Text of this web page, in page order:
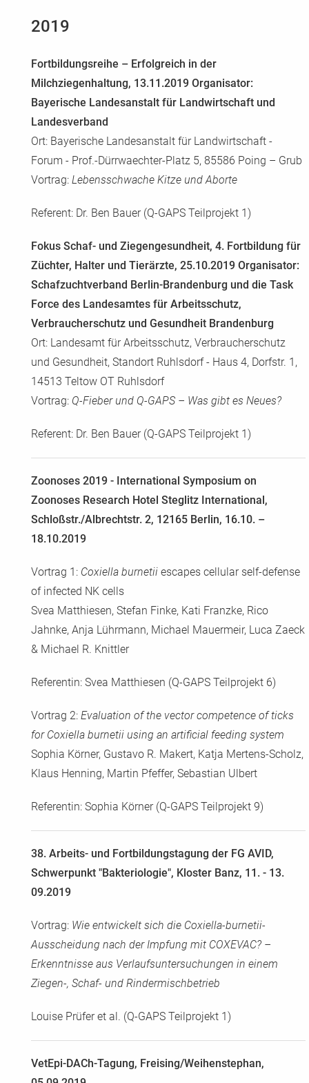
2019
Fortbildungsreihe – Erfolgreich in der
Milchziegenhaltung, 13.11.2019 Organisator:
Bayerische Landesanstalt für Landwirtschaft und
Landesverband
Ort: Bayerische Landesanstalt für Landwirtschaft -
Forum - Prof.-Dürrwaechter-Platz 5, 85586 Poing – Grub
Vortrag: Lebensschwache Kitze und Aborte
Referent: Dr. Ben Bauer (Q-GAPS Teilprojekt 1)
Fokus Schaf- und Ziegengesundheit, 4. Fortbildung für
Züchter, Halter und Tierärzte, 25.10.2019 Organisator:
Schafzuchtverband Berlin-Brandenburg und die Task
Force des Landesamtes für Arbeitsschutz,
Verbraucherschutz und Gesundheit Brandenburg
Ort: Landesamt für Arbeitsschutz, Verbraucherschutz
und Gesundheit, Standort Ruhlsdorf - Haus 4, Dorfstr. 1,
14513 Teltow OT Ruhlsdorf
Vortrag: Q-Fieber und Q-GAPS – Was gibt es Neues?
Referent: Dr. Ben Bauer (Q-GAPS Teilprojekt 1)
Zoonoses 2019 - International Symposium on
Zoonoses Research Hotel Steglitz International,
Schloßstr./Albrechtstr. 2, 12165 Berlin, 16.10. –
18.10.2019
Vortrag 1: Coxiella burnetii escapes cellular self-defense
of infected NK cells
Svea Matthiesen, Stefan Finke, Kati Franzke, Rico
Jahnke, Anja Lührmann, Michael Mauermeir, Luca Zaeck
& Michael R. Knittler
Referentin: Svea Matthiesen (Q-GAPS Teilprojekt 6)
Vortrag 2: Evaluation of the vector competence of ticks
for Coxiella burnetii using an artificial feeding system
Sophia Körner, Gustavo R. Makert, Katja Mertens-Scholz,
Klaus Henning, Martin Pfeffer, Sebastian Ulbert
Referentin: Sophia Körner (Q-GAPS Teilprojekt 9)
38. Arbeits- und Fortbildungstagung der FG AVID,
Schwerpunkt "Bakteriologie", Kloster Banz, 11. - 13.
09.2019
Vortrag: Wie entwickelt sich die Coxiella-burnetii-
Ausscheidung nach der Impfung mit COXEVAC? –
Erkenntnisse aus Verlaufsuntersuchungen in einem
Ziegen-, Schaf- und Rindermischbetrieb
Louise Prüfer et al. (Q-GAPS Teilprojekt 1)
VetEpi-DACh-Tagung, Freising/Weihenstephan,